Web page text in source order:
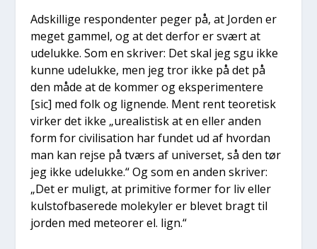
Adskil­li­ge respon­den­ter peger på, at Jor­den er
meget gam­mel, og at det der­for er svært at
ude­luk­ke. Som en skri­ver: Det skal jeg sgu ikke
kun­ne ude­luk­ke, men jeg tror ikke på det på
den måde at de kom­mer og eks­pe­ri­men­te­re
[sic] med folk og lig­nen­de. Ment rent teo­re­tisk
vir­ker det ikke „ure­a­li­stisk at en eller anden
form for civi­li­sa­tion har fun­det ud af hvor­dan
man kan rej­se på tværs af uni­ver­set, så den tør
jeg ikke ude­luk­ke.“ Og som en anden skri­ver:
„Det er muligt, at pri­mi­ti­ve for­mer for liv eller
kul­stof­ba­se­re­de mole­ky­ler er ble­vet bragt til
jor­den med mete­o­rer el. lign.“